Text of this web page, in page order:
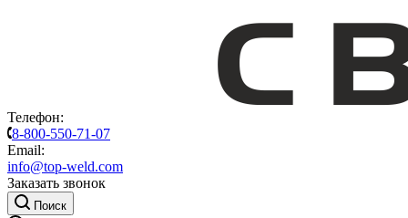
Телефон:
8-800-550-71-07
Email:
info@top-weld.com
Заказать звонок
Поиск